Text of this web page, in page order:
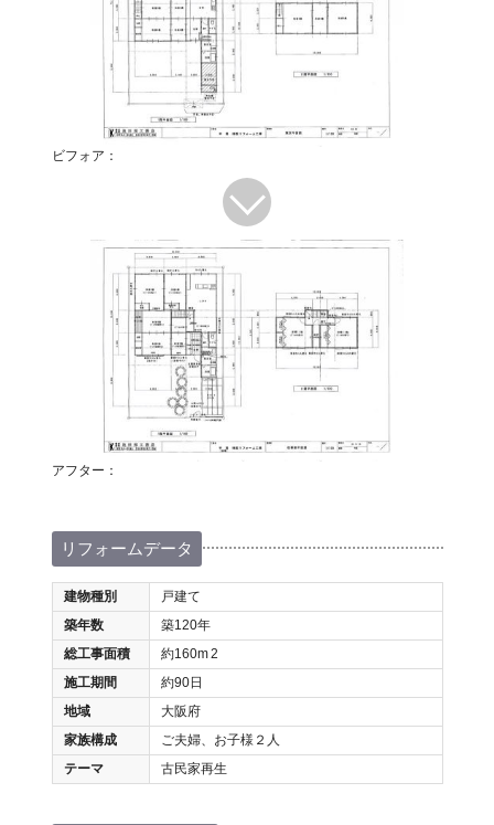
ビフォア：
アフター：
リフォームデータ
建物種別
戸建て
築年数
築120年
総工事面積
約160m2
施工期間
約90日
地域
大阪府
家族構成
ご夫婦、お子様２人
テーマ
古民家再生